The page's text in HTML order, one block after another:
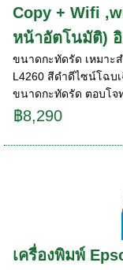
Copy + Wifi
หน้าอัตโนมัติ)
ขนาดกะทัดรัด เหมาะ
L4260 สีดำดีไซน์โฉบ
ขนาดกะทัดรัด ตอบโจ
฿8,290
เครื่องพิมพ์